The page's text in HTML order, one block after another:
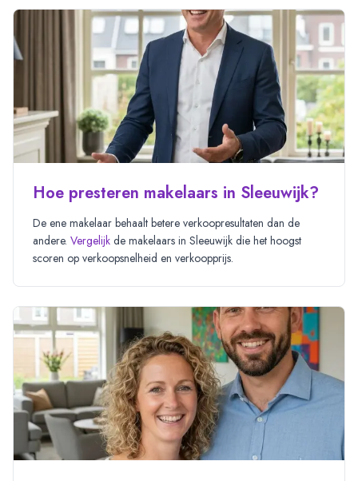
Hoe presteren makelaars in Sleeuwijk?
De ene makelaar behaalt betere verkoopresultaten dan de
andere. Vergelijk de makelaars in Sleeuwijk die het hoogst
scoren op verkoopsnelheid en verkoopprijs.